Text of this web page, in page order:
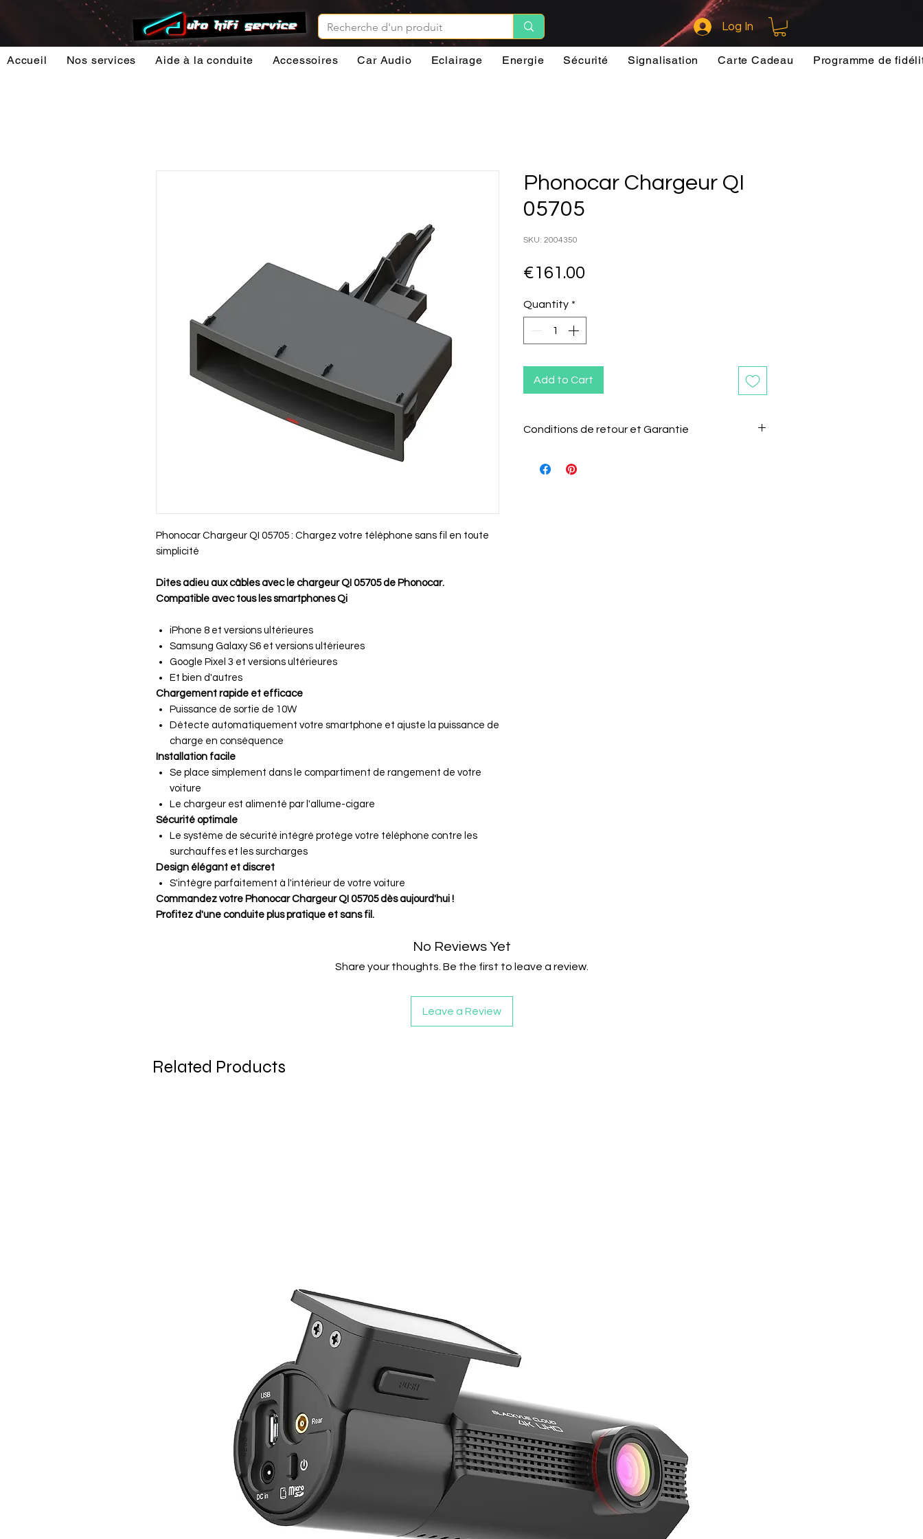
Log In
Accueil Nos services Aide à la conduite Accessoires Car Audio Eclairage Energie Sécurité Signalisation Carte Cadeau Programme de
Phonocar Chargeur QI 05705 : Chargez votre téléphone sans fil en toute
simplicité
Dites adieu aux câbles avec le chargeur QI 05705 de Phonocar.
Compatible avec tous les smartphones Qi
iPhone 8 et versions ultérieures
Samsung Galaxy S6 et versions ultérieures
Google Pixel 3 et versions ultérieures
Et bien d'autres
Chargement rapide et efficace
Puissance de sortie de 10W
Détecte automatiquement votre smartphone et ajuste la puissance de
charge en conséquence
Installation facile
Se place simplement dans le compartiment de rangement de votre
voiture
Le chargeur est alimenté par l'allume-cigare
Sécurité optimale
Le système de sécurité intégré protège votre téléphone contre les
surchauffes et les surcharges
Design élégant et discret
S'intègre parfaitement à l'intérieur de votre voiture
Commandez votre Phonocar Chargeur QI 05705 dès aujourd'hui !
Profitez d'une conduite plus pratique et sans fil.
Phonocar Chargeur QI
05705
SKU: 2004350
€161.00
Quantity *
Add to Cart
Conditions de retour et Garantie
No Reviews Yet
Share your thoughts. Be the first to leave a review.
Leave a Review
Related Products